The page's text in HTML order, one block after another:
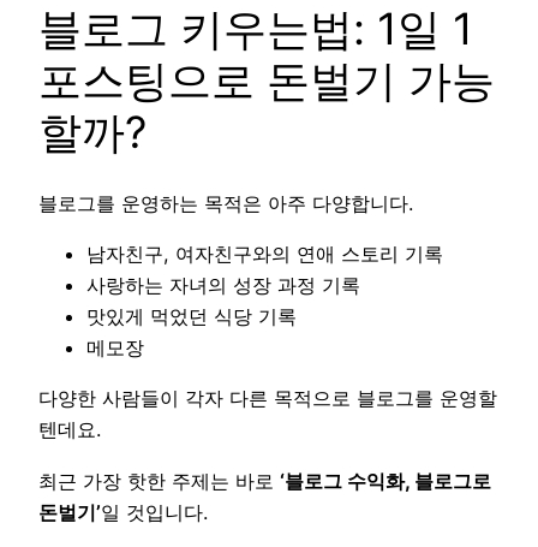
블로그 키우는법: 1일 1
포스팅으로 돈벌기 가능
할까?
블로그를 운영하는 목적은 아주 다양합니다.
남자친구, 여자친구와의 연애 스토리 기록
사랑하는 자녀의 성장 과정 기록
맛있게 먹었던 식당 기록
메모장
다양한 사람들이 각자 다른 목적으로 블로그를 운영할
텐데요.
최근 가장 핫한 주제는 바로 ‘블로그 수익화, 블로그로
돈벌기’일 것입니다.